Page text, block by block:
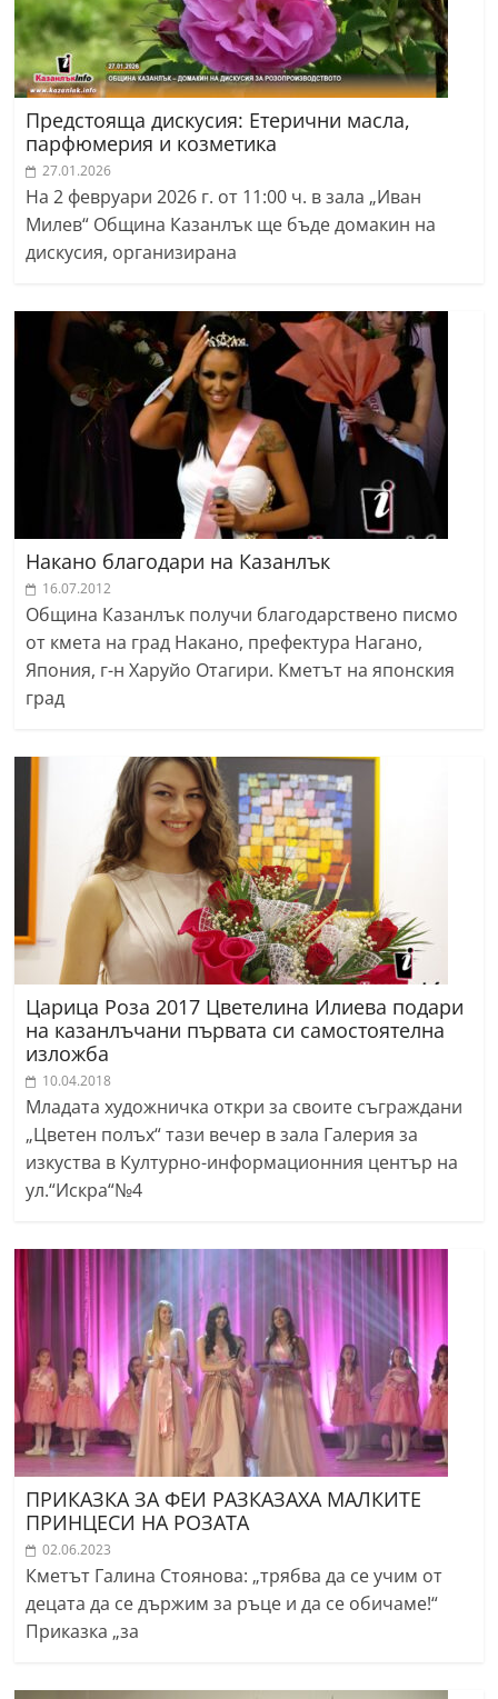
Предстояща дискусия: Етерични масла,
парфюмерия и козметика
27.01.2026
На 2 февруари 2026 г. от 11:00 ч. в зала „Иван
Милев“ Община Казанлък ще бъде домакин на
дискусия, организирана
Накано благодари на Казанлък
16.07.2012
Община Казанлък получи благодарствено писмо
от кмета на град Накано, префектура Нагано,
Япония, г-н Харуйо Отагири. Кметът на японския
град
Царица Роза 2017 Цветелина Илиева подари
на казанлъчани първата си самостоятелна
изложба
10.04.2018
Младата художничка откри за своите съграждани
„Цветен полъх“ тази вечер в зала Галерия за
изкуства в Културно-информационния център на
ул.“Искра“№4
ПРИКАЗКА ЗА ФЕИ РАЗКАЗАХА МАЛКИТЕ
ПРИНЦЕСИ НА РОЗАТА
02.06.2023
Кметът Галина Стоянова: „трябва да се учим от
децата да се държим за ръце и да се обичаме!“
Приказка „за